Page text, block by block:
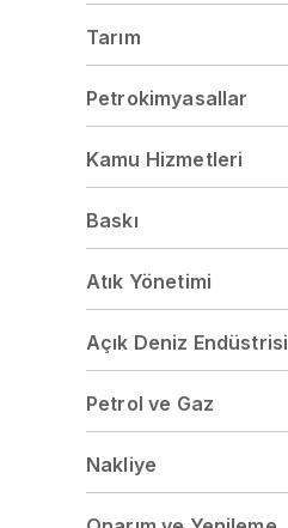
Tarım
Petrokimyasallar
Kamu Hizmetleri
Baskı
Atık Yönetimi
Açık Deniz Endüstrisi
Petrol ve Gaz
Nakliye